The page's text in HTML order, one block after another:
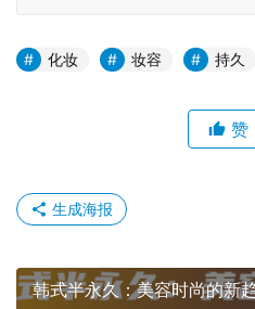
化妆 妆容 持久
赞
生成海报
韩式半永久：美容时尚的新